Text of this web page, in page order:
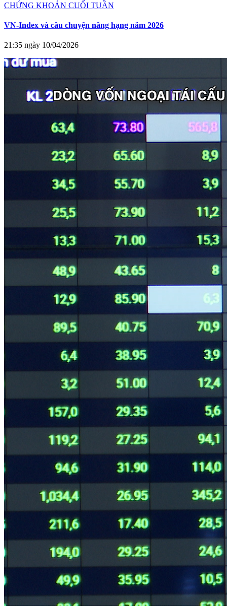
CHỨNG KHOÁN CUỐI TUẦN
VN-Index và câu chuyện nâng hạng năm 2026
21:35 ngày 10/04/2026